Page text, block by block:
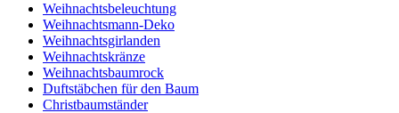
Weihnachtsbeleuchtung
Weihnachtsmann-Deko
Weihnachtsgirlanden
Weihnachtskränze
Weihnachtsbaumrock
Duftstäbchen für den Baum
Christbaumständer